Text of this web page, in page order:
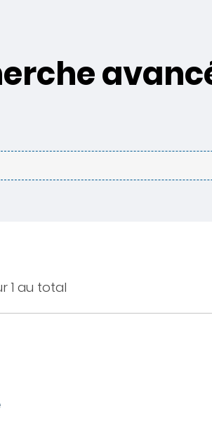
1 au total